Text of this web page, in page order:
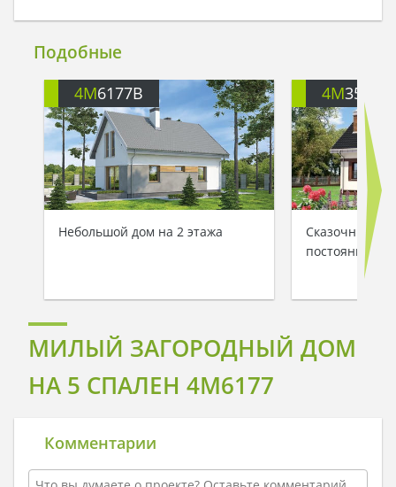
Подобные
4M6177B
Небольшой дом на 2 этажа
4M3596
Сказочный
постоянного
МИЛЫЙ ЗАГОРОДНЫЙ ДОМ
НА 5 СПАЛЕН 4M6177
Комментарии